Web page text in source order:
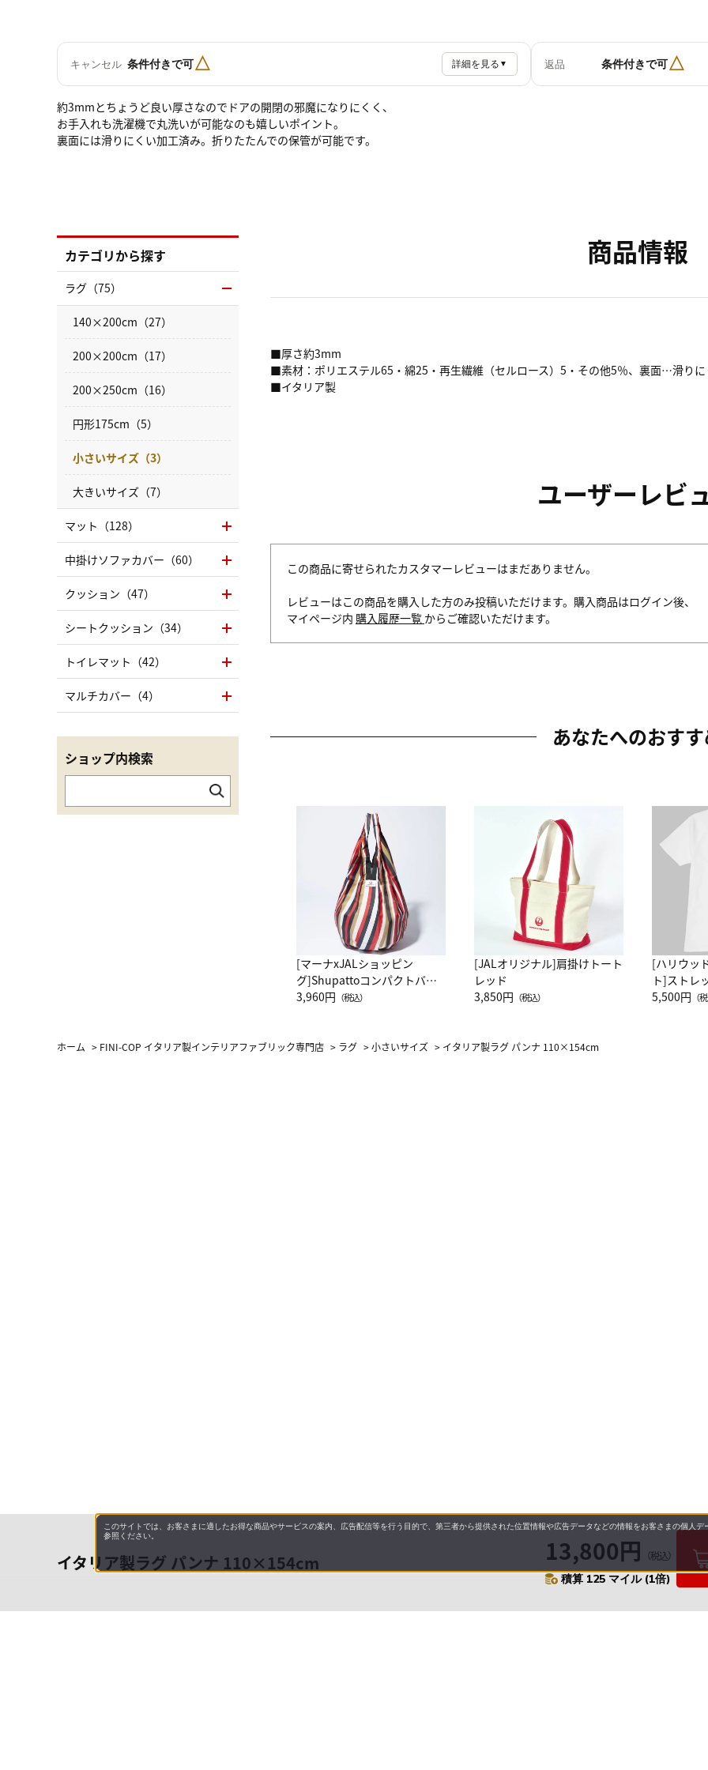
イタリア製ラグ パンナ 110×154cm 13,800円 （税込）
積算 125 マイル (1倍)
キャンセル 条件付きで可△ 詳細を見る ▼ 返品 条件付きで可△
約3mmとちょうど良い厚さなのでドアの開閉の邪魔になりにくく、
お手入れも洗濯機で丸洗いが可能なのも嬉しいポイント。
裏面には滑りにくい加工済み。折りたたんでの保管が可能です。
商品情報
■厚さ約3mm
■素材：ポリエステル65・綿25・再生繊維（セルロース）5・その他5％、裏面…滑りに
■イタリア製
ユーザーレビ
この商品に寄せられたカスタマーレビューはまだありません。
レビューはこの商品を購入した方のみ投稿いただけます。購入商品はログイン後、
マイページ内 購入履歴一覧 からご確認いただけます。
あなたへのおす
[マーナxJALショッピン
グ]Shupattoコンパクトバッ
グ Drop JAL客室乗務員
3,960円 （税込）
[JALオリジナル]肩掛けトート
レッド
3,850円 （税込）
[ハリウッ
ト]ストレ
ーネック別
5,500円 （
カテゴリから探す
ラグ（75）
140×200cm（27）
200×200cm（17）
200×250cm（16）
円形175cm（5）
小さいサイズ（3）
大きいサイズ（7）
マット（128）
中掛けソファカバー（60）
クッション（47）
シートクッション（34）
トイレマット（42）
マルチカバー（4）
ショップ内検索
ホーム > FINI-COP イタリア製インテリアファブリック専門店 > ラグ >小さいサイズ > イタリア製ラグ パンナ 110×154cm
このサイトでは、お客さまに適したお得な商品やサービスの案内、広告配信等を行う目的で、第三者から提供された位置情報や広告データなどの情報をお客さまの個人デ
参照ください。